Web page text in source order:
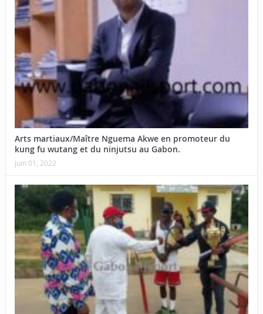
Arts martiaux/Maître Nguema Akwe en promoteur du
kung fu wutang et du ninjutsu au Gabon.
juin 01, 2022